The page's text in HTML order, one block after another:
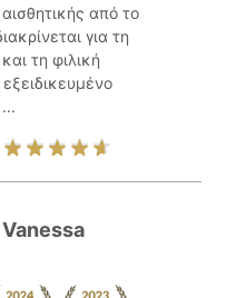
από το
για τη
τη φιλική